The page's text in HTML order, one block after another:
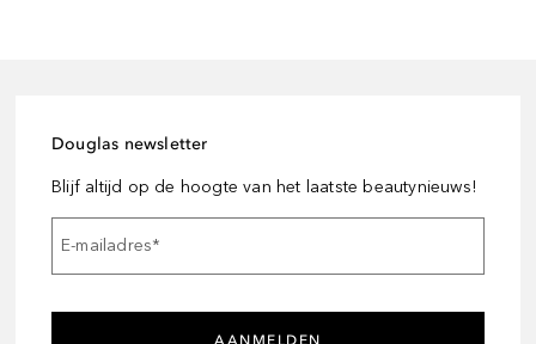
Douglas newsletter
Blijf altijd op de hoogte van het laatste beautynieuws!
E-mailadres*
AANMELDEN